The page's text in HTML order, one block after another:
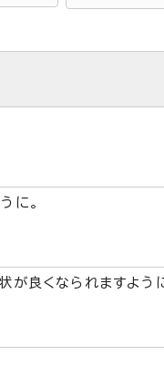
に。
が良くなられますよう